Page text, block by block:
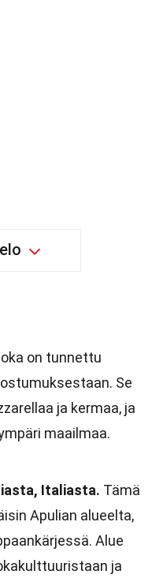
on tunnettu
Se
ja kermaa, ja
maailmaa.
Italiasta. Tämä
Apulian alueelta,
Alue
ja